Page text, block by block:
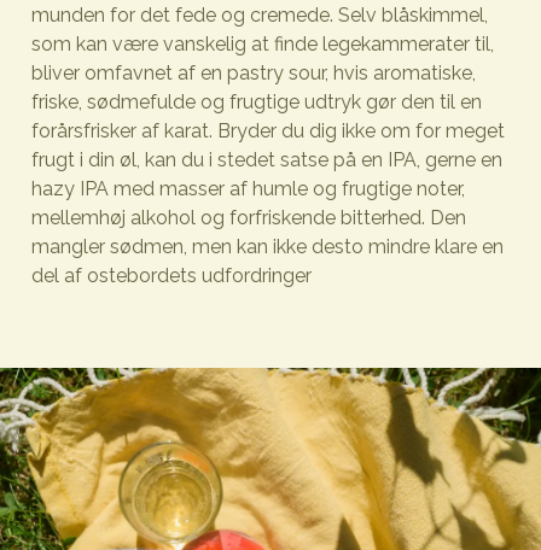
munden for det fede og cremede. Selv blåskimmel,
som kan være vanskelig at finde legekammerater til,
bliver omfavnet af en pastry sour, hvis aromatiske,
friske, sødmefulde og frugtige udtryk gør den til en
forårsfrisker af karat. Bryder du dig ikke om for meget
frugt i din øl, kan du i stedet satse på en IPA, gerne en
hazy IPA med masser af humle og frugtige noter,
mellemhøj alkohol og forfriskende bitterhed. Den
mangler sødmen, men kan ikke desto mindre klare en
del af ostebordets udfordringer